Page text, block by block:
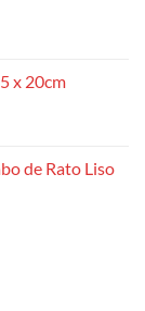
x 20cm
de Rato Liso